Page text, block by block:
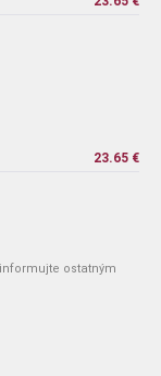
23.65 €
ostatným